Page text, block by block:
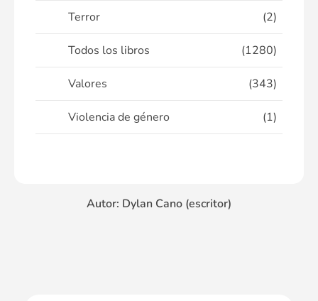
Terror (2)
Todos los libros (1280)
Valores (343)
Violencia de género (1)
Autor: Dylan Cano (escritor)